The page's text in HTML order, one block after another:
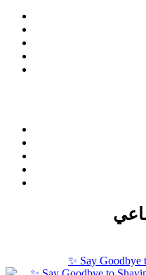
✨ Say Goodbye